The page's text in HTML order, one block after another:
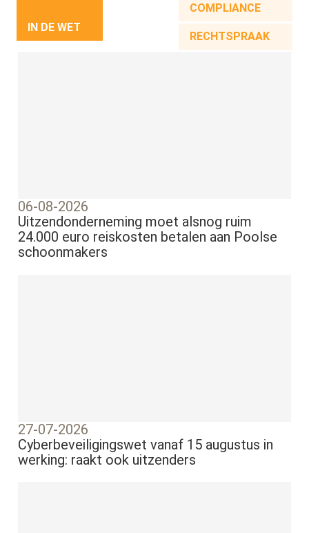
IN DE WET
COMPLIANCE
RECHTSPRAAK
06-08-2026
Uitzendonderneming moet alsnog ruim
24.000 euro reiskosten betalen aan Poolse
schoonmakers
27-07-2026
Cyberbeveiligingswet vanaf 15 augustus in
werking: raakt ook uitzenders